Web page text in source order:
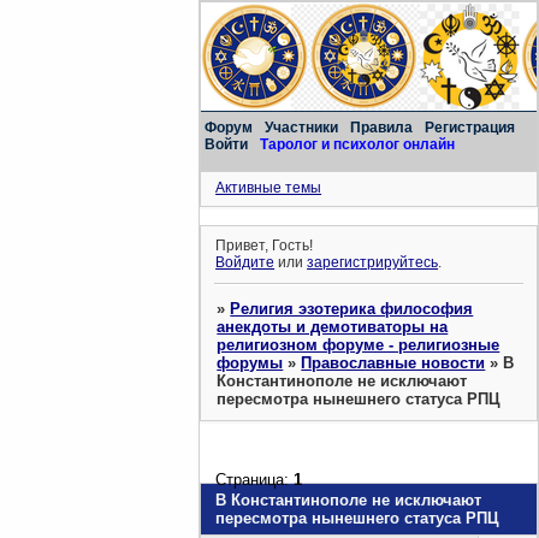
Форум Участники Правила
Регистрация
Войти
Таролог и психолог онлайн
Активные темы
Привет, Гость!
Войдите илизарегистрируйтесь.
»Религия эзотерика философия
анекдоты и демотиваторы на
религиозном форуме - религиозные
форумы »Православные новости »В
Константинополе не исключают
пересмотра нынешнего статуса РПЦ
В Константинополе не исключают
пересмотра нынешнего статуса РПЦ
Страница:1